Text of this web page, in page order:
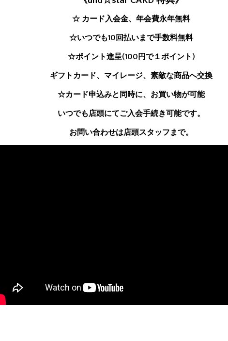
☆ カード入会金、年会費永年無料
☆いつでも10回払いまで手数料無料
☆ポイント進呈(100円で１ポイント)
ギフトカード、マイレージ、素敵な商品へ交換
☆カード申込みと同時に、お買い物が可能
いつでも店頭にてご入会手続き可能です。
お問い合わせは店頭スタッフまで。